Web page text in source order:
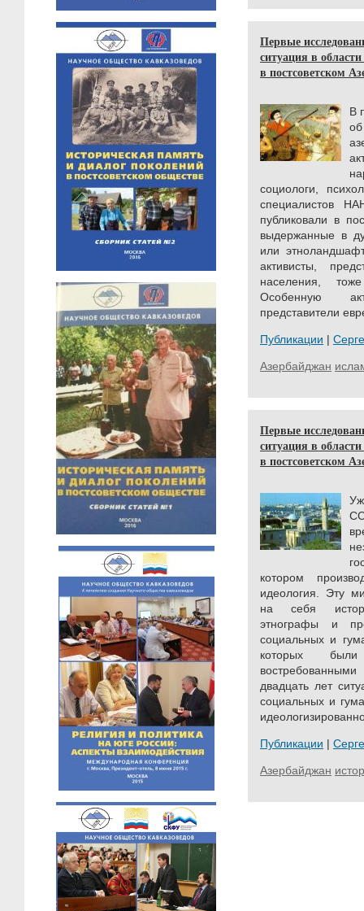
Первые
ситуация в
в постсоветском
В
социологи,
специалистов
публиковали в
выдержанные в
или
активисты,
населения,
Особенную
представители
Публикации |
Азербайджан
Первые
ситуация в
в постсоветском
котором
идеология. Эту
на себя
этнографы и
социальных и
которых
двадцать лет
социальных и
Публикации |
Азербайджан